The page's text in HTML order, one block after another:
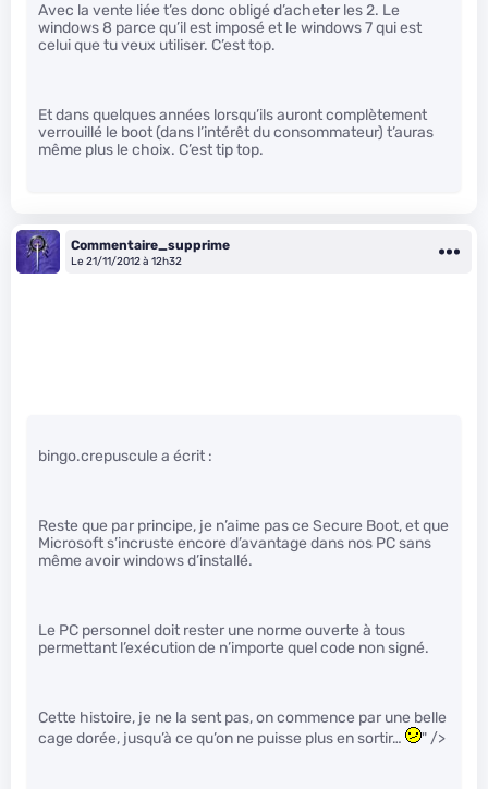
Avec la vente liée t’es donc obligé d’acheter les 2. Le
windows 8 parce qu’il est imposé et le windows 7 qui est
celui que tu veux utiliser. C’est top.
Et dans quelques années lorsqu’ils auront complètement
verrouillé le boot (dans l’intérêt du consommateur) t’auras
même plus le choix. C’est tip top.
Commentaire_supprime
Le 21/11/2012 à 12h32
bingo.crepuscule a écrit :
Reste que par principe, je n’aime pas ce Secure Boot, et que
Microsoft s’incruste encore d’avantage dans nos PC sans
même avoir windows d’installé.
Le PC personnel doit rester une norme ouverte à tous
permettant l’exécution de n’importe quel code non signé.
Cette histoire, je ne la sent pas, on commence par une belle
cage dorée, jusqu’à ce qu’on ne puisse plus en sortir…
" />